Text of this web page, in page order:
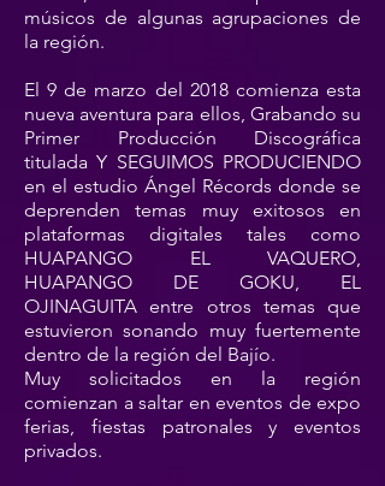
músicos de algunas agrupaciones de
la región.
El 9 de marzo del 2018 comienza esta
nueva aventura para ellos, Grabando su
Primer Producción Discográfica
titulada Y SEGUIMOS PRODUCIENDO
en el estudio Ángel Récords donde se
deprenden temas muy exitosos en
plataformas digitales tales como
HUAPANGO EL VAQUERO,
HUAPANGO DE GOKU, EL
OJINAGUITA entre otros temas que
estuvieron sonando muy fuertemente
dentro de la región del Bajío.
Muy solicitados en la región
comienzan a saltar en eventos de expo
ferias, fiestas patronales y eventos
privados.